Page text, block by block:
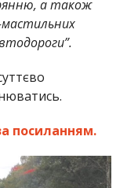
а також
посиланням.